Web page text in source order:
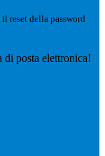
reset della password
di posta elettronica!